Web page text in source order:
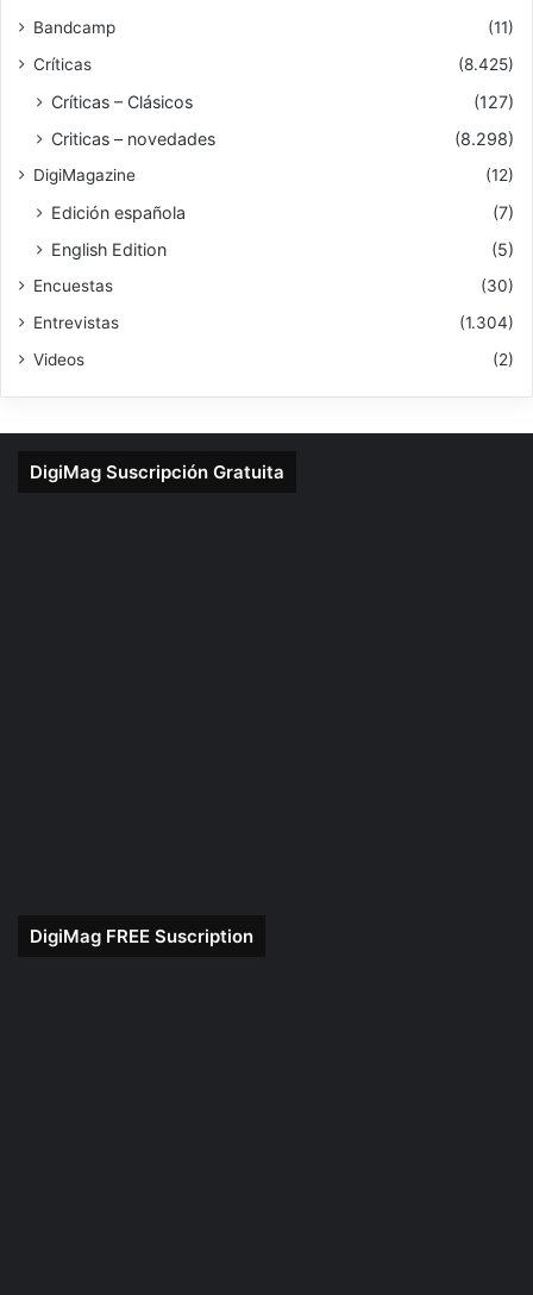
Bandcamp
(11)
Críticas
(8.425)
Críticas – Clásicos
(127)
Criticas – novedades
(8.298)
DigiMagazine (12)
Edición española
(7)
English Edition
(5)
Encuestas
(30)
Entrevistas
(1.304)
Videos
(2)
DigiMag Suscripción Gratuita
DigiMag FREE Suscription